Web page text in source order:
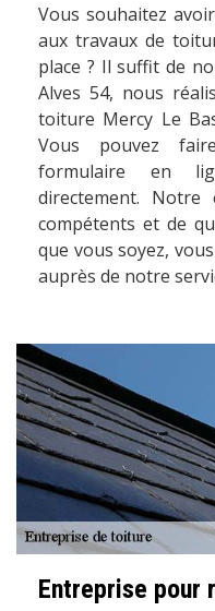
Vous souhaitez
aux travaux de
place ? Il suffit de
Alves 54, nous
toiture Mercy Le
Vous pouvez
formulaire en
directement. Notre
compétents et de
que vous soyez,
auprès de notre
Entreprise pour